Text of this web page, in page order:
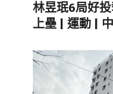
林昱珉6局好
上壘 | 運動 |